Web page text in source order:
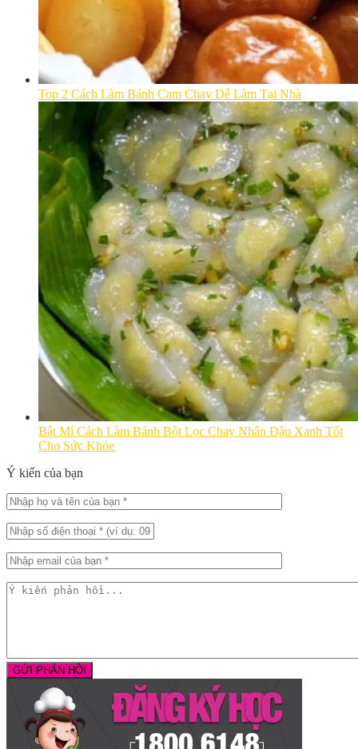
Top 2 Cách Làm Bánh Cam Chay Dễ Làm Tại Nhà
Bật Mí Cách Làm Bánh Bột Lọc Chay Nhân Đậu Xanh Tốt
Cho Sức Khỏe
Ý kiến của bạn